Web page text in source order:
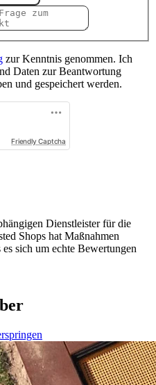
zur Kenntnis genommen. Ich
Daten zur Beantwortung
und gespeichert werden.
Friendly Captcha
Dienstleister für die
Shops hat Maßnahmen
sich um echte Bewertungen